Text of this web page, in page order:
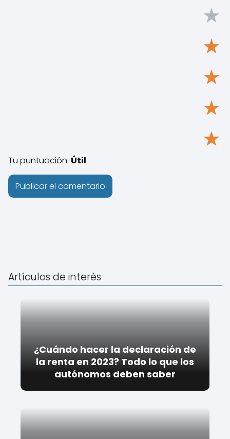
★
★
★
★
★
Tu puntuación: Útil
Artículos de interés
¿Cuándo hacer la declaración de
la renta en 2023? Todo lo que los
autónomos deben saber